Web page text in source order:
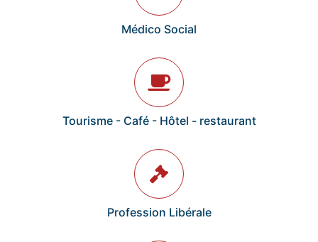
Médico Social
Tourisme - Café - Hôtel - restaurant
Profession Libérale